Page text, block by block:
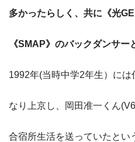
多かったらしく、共に《光
《SMAP》のバックダンサー
1992年(当時中学2年生）には
なり上京し、岡田准一くん
合宿所生活を送っていたとい